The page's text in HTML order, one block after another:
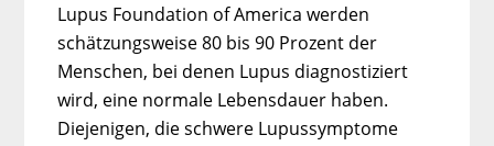
Lupus Foundation of America werden
schätzungsweise 80 bis 90 Prozent der
Menschen, bei denen Lupus diagnostiziert
wird, eine normale Lebensdauer haben.
Diejenigen, die schwere Lupussymptome